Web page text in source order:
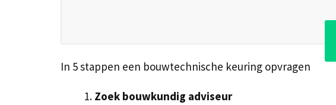
In 5 stappen een bouwtechnische keuring opvragen
Zoek bouwkundig adviseur